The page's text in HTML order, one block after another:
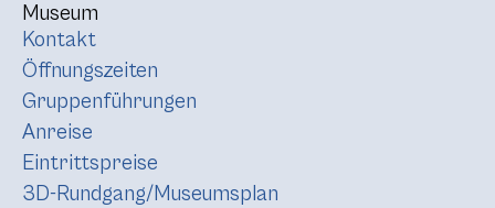
Museum
Kontakt
Öffnungszeiten
Gruppenführungen
Anreise
Eintrittspreise
3D-Rundgang/Museumsplan